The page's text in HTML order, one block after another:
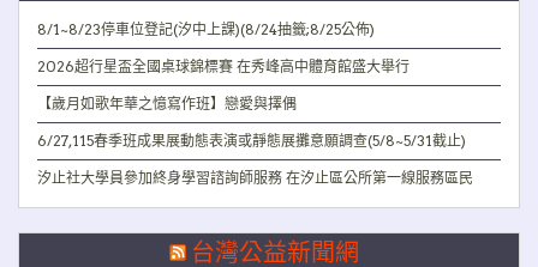
8/1~8/23停車位登記(汐中上課)(8/24抽籤;8/25公佈)
2026超行星盃全國桌球錦標賽 在秀峰高中體育館盛大舉行
【歲月如歌年華之憶寫作班】戀愛與擇偶
6/27,115春季班成果展動態表演或靜態展攤意願調查(5/8~5/31截止)
汐止社大學員參加終身學習諮詢師服務 在汐止區公所第一線服務區民
台灣公益新聞網